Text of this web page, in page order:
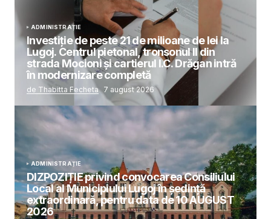
ADMINISTRAȚIE
Investiție de peste 21 de milioane de lei la
Lugoj. Centrul pietonal, tronsonul II din
strada Mocioni și cartierul I.C. Drăgan intră
în modernizare completă
de Thabitta Fecheta 7 august 2026
ADMINISTRAȚIE
DIZPOZIȚIE privind convocarea Consiliului
Local al Municipiului Lugoj în şedinţă
extraordinară, pentru data de 10 AUGUST
2026